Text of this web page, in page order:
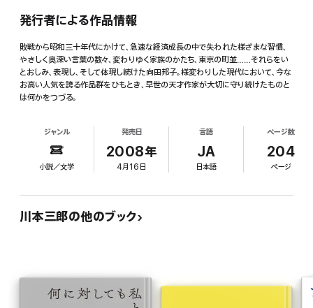
発行者による作品情報
敗戦から昭和三十年代にかけて、急速な経済成長の中で失われた様ざまな習慣、
やさしく奥深い言葉の数々、変わりゆく家族のかたち、東京の町並……それらをい
とおしみ、表現し、そして体現し続けた向田邦子。様変わりした現代において、今な
お高い人気を誇る作品群をひもとき、早世の天才作家が大切に守り続けたものと
は何かをつづる。
ジャンル
小説／文学
発売日
2008年
4月16日
言語
JA
日本語
ページ数
204
ページ
川本三郎の他のブック